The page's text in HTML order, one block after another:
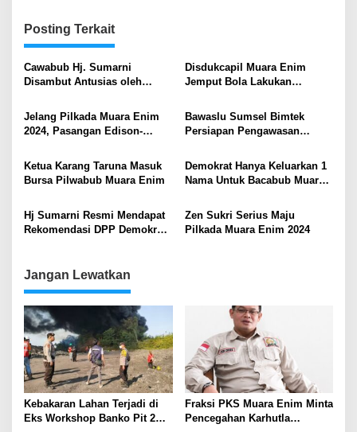
Posting Terkait
Cawabub Hj. Sumarni
Disambut Antusias oleh
Jumenang, Kecamatan
Rambang Niru
Disdukcapil Muara Enim
Jemput Bola Lakukan
Jelang Pilkada Muara Enim
2024, Pasangan Edison-
Kesehatan di RSUP Dr HM
Husin Palembang
Bawaslu Sumsel Bimtek
Persiapan Pengawasan
Ketua Karang Taruna Masuk
Bursa Pilwabub Muara Enim
Demokrat Hanya Keluarkan 1
Nama Untuk Bacabub Muara
Berpeluang Dapat Rekom
Hj Sumarni Resmi Mendapat
Rekomendasi DPP Demokrat
Zen Sukri Serius Maju
Pilkada Muara Enim 2024
Jangan Lewatkan
Kebakaran Lahan Terjadi di
Eks Workshop Banko Pit 2
Fraksi PKS Muara Enim Minta
Pencegahan Karhutla